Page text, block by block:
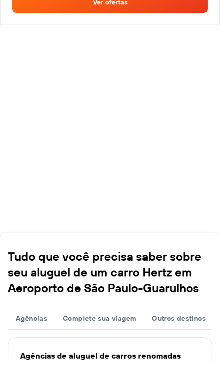
Tudo que você precisa saber sobre
seu aluguel de um carro Hertz em
Aeroporto de São Paulo-Guarulhos
Agências Complete sua viagem Outros destinos
Agências de aluguel de carros renomadas